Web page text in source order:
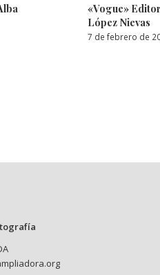
«Vogue»
López Nievas
7 de febrero de